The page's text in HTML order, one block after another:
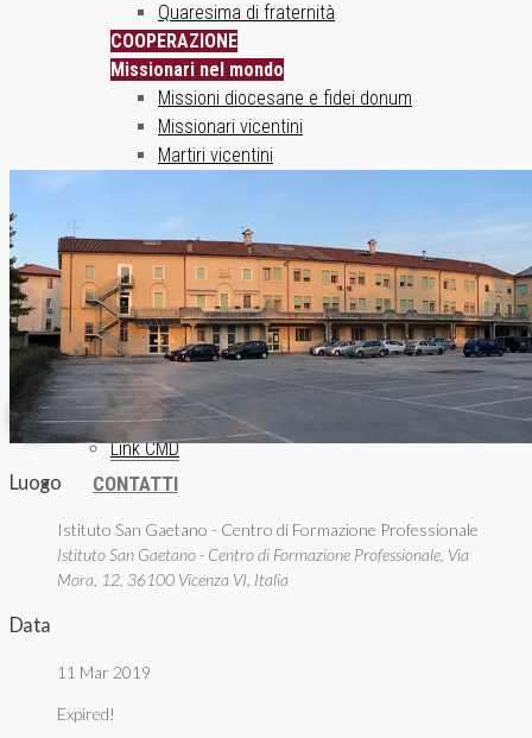
Quaresima di fraternità
COOPERAZIONE
Missionari nel mondo
Missioni diocesane e fidei donum
Missionari vicentini
Martiri vicentini
Progetti solidali
Donazioni
INFORMAZIONE
Archivio News
Lunedì della Missione
Archivio Audio
Archivio Chiesa Viva
Link CMD
CONTATTI
ISCRIZIONE NEWSLETTER
Luogo
Istituto San Gaetano - Centro di Formazione Professionale
Istituto San Gaetano - Centro di Formazione Professionale, Via
Mora, 12, 36100 Vicenza VI, Italia
Data
11 Mar 2019
Expired!